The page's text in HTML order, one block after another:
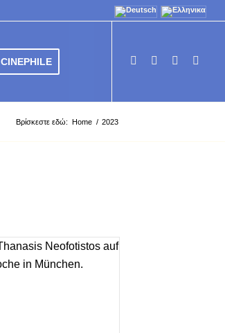
CINEPHILE
Βρίσκεστε εδώ: Home / 2023